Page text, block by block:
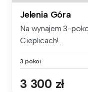
Jelenia Góra
Na wynajem 3-
Cieplicach!...
3 pokoi
3 300 zł